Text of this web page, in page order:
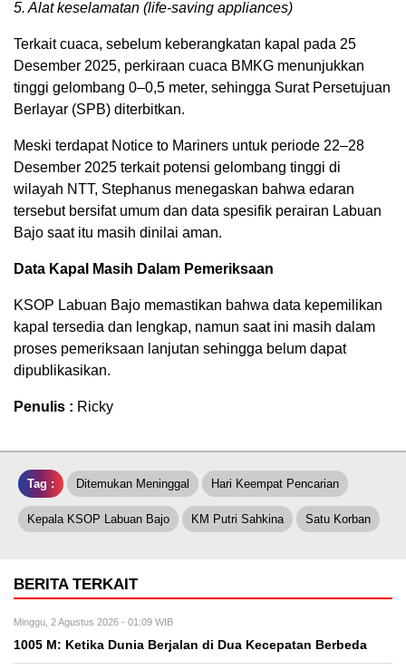
5. Alat keselamatan (life-saving appliances)
Terkait cuaca, sebelum keberangkatan kapal pada 25
Desember 2025, perkiraan cuaca BMKG menunjukkan
tinggi gelombang 0–0,5 meter, sehingga Surat Persetujuan
Berlayar (SPB) diterbitkan.
Meski terdapat Notice to Mariners untuk periode 22–28
Desember 2025 terkait potensi gelombang tinggi di
wilayah NTT, Stephanus menegaskan bahwa edaran
tersebut bersifat umum dan data spesifik perairan Labuan
Bajo saat itu masih dinilai aman.
Data Kapal Masih Dalam Pemeriksaan
KSOP Labuan Bajo memastikan bahwa data kepemilikan
kapal tersedia dan lengkap, namun saat ini masih dalam
proses pemeriksaan lanjutan sehingga belum dapat
dipublikasikan.
Penulis : Ricky
Tag : Ditemukan Meninggal Hari Keempat Pencarian
Kepala KSOP Labuan Bajo KM Putri Sahkina Satu Korban
BERITA TERKAIT
Minggu, 2 Agustus 2026 - 01:09 WIB
1005 M: Ketika Dunia Berjalan di Dua Kecepatan Berbeda